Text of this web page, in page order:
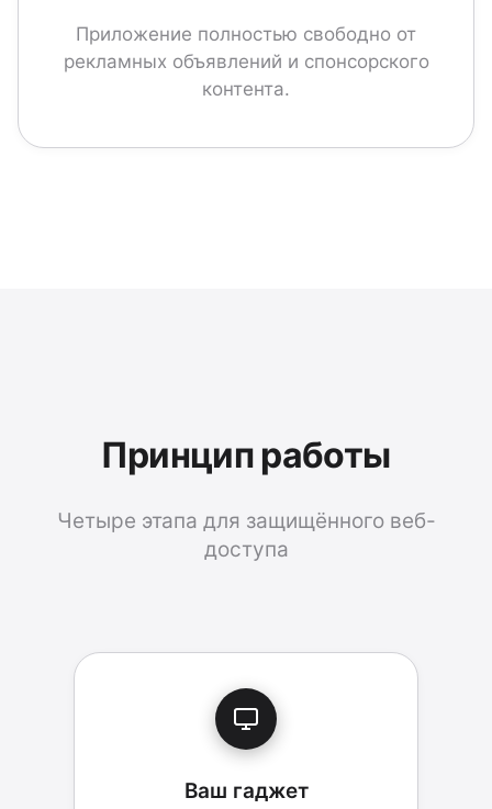
Приложение полностью свободно от
рекламных объявлений и спонсорского
контента.
Принцип работы
Четыре этапа для защищённого веб-
доступа
Ваш гаджет